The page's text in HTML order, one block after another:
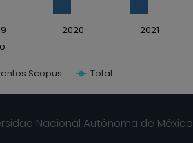
Scopus Total
2020 2021
Nacional Autónoma de México